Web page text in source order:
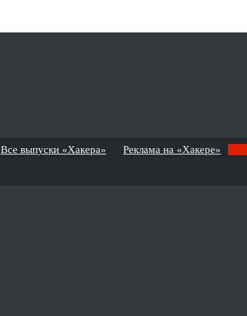
Все выпуски «Хакера» Реклама на «Хакере»